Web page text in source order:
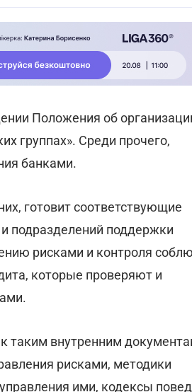
Положения об
группах». Среди прочего,
банками.
готовит соответствующие
подразделений поддержки
рисками и контроля
которые проверяют и
таким внутренним
рисками, методики
ими, кодексы